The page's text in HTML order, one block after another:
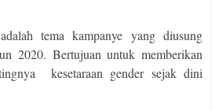
tema kampanye yang diusung
2020. Bertujuan untuk memberikan
kesetaraan gender sejak dini